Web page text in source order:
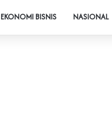
EKONOMI BISNIS NASIONAL